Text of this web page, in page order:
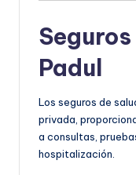
Padul
Los seguros de
privada,
a consultas,
hospitalización.